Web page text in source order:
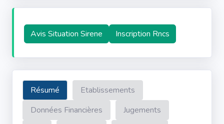
Avis Situation Sirene Inscription Rncs
Résumé
Etablissements
Données Financières
Jugements